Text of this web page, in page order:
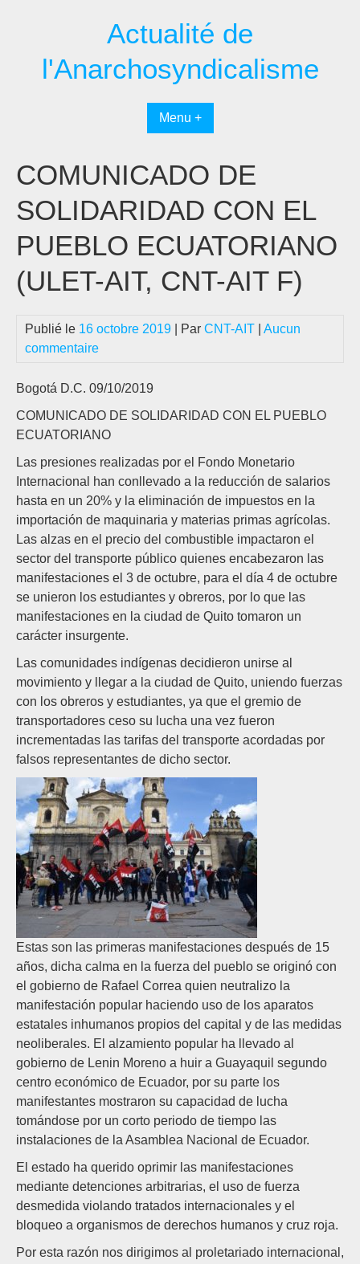
Actualité de
l'Anarchosyndicalisme
Menu +
COMUNICADO DE
SOLIDARIDAD CON EL
PUEBLO ECUATORIANO
(ULET-AIT, CNT-AIT F)
Publié le 16 octobre 2019 | Par CNT-AIT
Aucun
commentaire
Bogotá D.C. 09/10/2019
COMUNICADO DE SOLIDARIDAD CON EL PUEBLO
ECUATORIANO
Las presiones realizadas por el Fondo Monetario
Internacional han conllevado a la reducción de salarios
hasta en un 20% y la eliminación de impuestos en la
importación de maquinaria y materias primas agrícolas.
Las alzas en el precio del combustible impactaron el
sector del transporte público quienes encabezaron las
manifestaciones el 3 de octubre, para el día 4 de octubre
se unieron los estudiantes y obreros, por lo que las
manifestaciones en la ciudad de Quito tomaron un
carácter insurgente.
Las comunidades indígenas decidieron unirse al
movimiento y llegar a la ciudad de Quito, uniendo fuerzas
con los obreros y estudiantes, ya que el gremio de
transportadores ceso su lucha una vez fueron
incrementadas las tarifas del transporte acordadas por
falsos representantes de dicho sector.
Estas son las primeras manifestaciones después de 15
años, dicha calma en la fuerza del pueblo se originó con
el gobierno de Rafael Correa quien neutralizo la
manifestación popular haciendo uso de los aparatos
estatales inhumanos propios del capital y de las medidas
neoliberales. El alzamiento popular ha llevado al
gobierno de Lenin Moreno a huir a Guayaquil segundo
centro económico de Ecuador, por su parte los
manifestantes mostraron su capacidad de lucha
tomándose por un corto periodo de tiempo las
instalaciones de la Asamblea Nacional de Ecuador.
El estado ha querido oprimir las manifestaciones
mediante detenciones arbitrarias, el uso de fuerza
desmedida violando tratados internacionales y el
bloqueo a organismos de derechos humanos y cruz roja.
Por esta razón nos dirigimos al proletariado internacional,